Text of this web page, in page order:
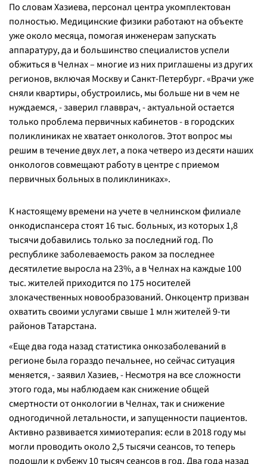
По словам Хазиева, персонал центра укомплектован
полностью. Медицинские физики работают на объекте
уже около месяца, помогая инженерам запускать
аппаратуру, да и большинство специалистов успели
обжиться в Челнах – многие из них приглашены из других
регионов, включая Москву и Санкт-Петербург. «Врачи уже
сняли квартиры, обустроились, мы больше ни в чем не
нуждаемся, -заверил главврач,- актуальной остается
только проблема первичных кабинетов - в городских
поликлиниках не хватает онкологов. Этот вопрос мы
решим в течение двух лет, а пока четверо из десяти наших
онкологов совмещают работу в центре с приемом
первичных больных в поликлиниках».
К настоящему времени на учете в челнинском филиале
онкодиспансера стоят 16 тыс. больных, из которых 1,8
тысячи добавились только за последний год. По
республике заболеваемость раком за последнее
десятилетие выросла на 23%, а в Челнах на каждые 100
тыс. жителей приходится по 175 носителей
злокачественных новообразований. Онкоцентр призван
охватить своими услугами свыше 1 млн жителей 9-ти
районов Татарстана.
«Еще два года назад статистика онкозаболеваний в
регионе была гораздо печальнее, но сейчас ситуация
меняется, -заявил Хазиев, - Несмотря на все сложности
этого года, мы наблюдаем как снижение общей
смертности от онкологии в Челнах, так и снижение
одногодичной летальности, и запущенности пациентов.
Активно развивается химиотерапия: если в 2018 году мы
могли проводить около 2,5 тысячи сеансов, то теперь
подошли к рубежу 10 тысяч сеансов в год. Два года назад